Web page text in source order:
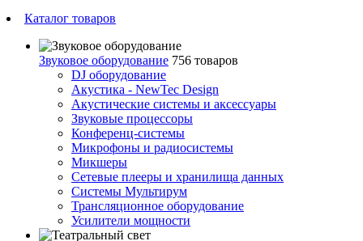
Каталог товаров
Звуковое оборудование 756 товаров
DJ оборудование
Акустика - NewTec Design
Акустические системы и аксессуары
Звуковые процессоры
Конференц-системы
Микрофоны и радиосистемы
Микшеры
Сетевые плееры и хранилища данных
Системы Мультирум
Трансляционное оборудование
Усилители мощности